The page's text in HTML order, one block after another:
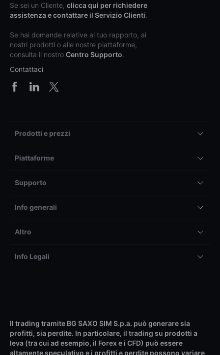
Se sei un Cliente, clicca qui per richiedere
assistenza e contattare il Servizio Clienti.
Se hai domande relative al tuo rapporto, ai
nostri prodotti o alle nostre piattaforme,
consulta il nostro Centro Supporto.
Contattaci
Prodotti e prezzi
Piattaforme
Supporto
Info generali
Altro
Info Legali
Il trading tramite BG SAXO SIM S.p.a. può generare sia
profitti, sia perdite. In particolare, il trading su prodotti a
leva (tra cui ad esempio, il Forex e i CFD) può essere
altamente speculativo e i profitti e perdite possono variare